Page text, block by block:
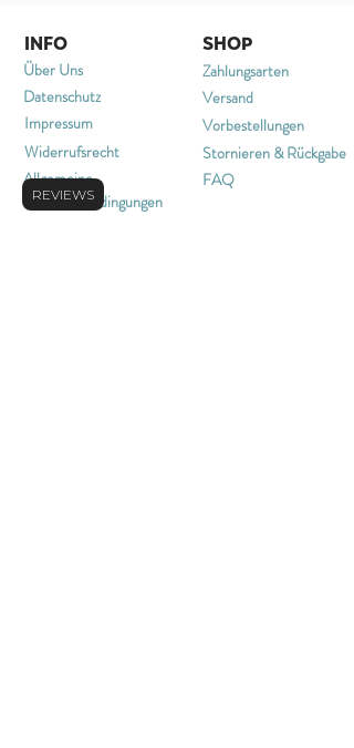
INFO
Über Uns
Impressum
Datenschutz
Widerrufsrecht
Allgemeine
Geschäftsbedingungen
SHOP
Zahlungsarten
Versand
Vorbestellungen
Stornieren & Rückgabe
FAQ
REVIEWS